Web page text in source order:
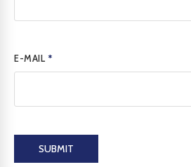
E-MAIL *
SUBMIT